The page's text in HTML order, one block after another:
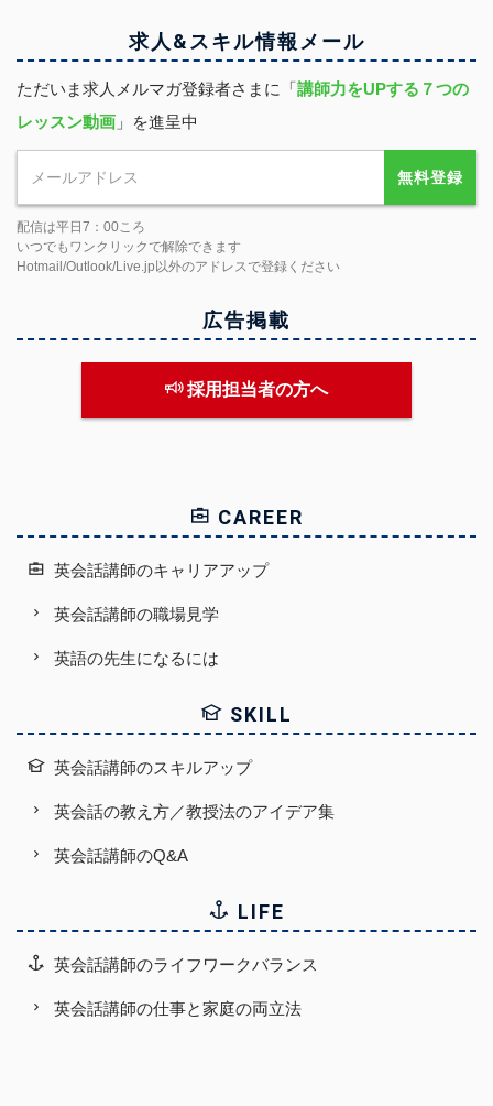
求人&スキル情報 メール
ただいま求人メルマガ登録者さまに「講師力をUPする７つの
レッスン動画 」を進呈中
無料登録
配信は平日7：00ころ
いつでもワンクリックで解除できます
Hotmail/Outlook/Live.jp以外のアドレスで登録ください
広告掲載
採用担当者の方へ
CAREER
英会話講師のキャリアアップ
英会話講師の職場見学
英語の先生になるには
SKILL
英会話講師のスキルアップ
英会話の教え方／教授法のアイデア集
英会話講師のQ&A
LIFE
英会話講師のライフワークバランス
英会話講師の仕事と家庭の両立法